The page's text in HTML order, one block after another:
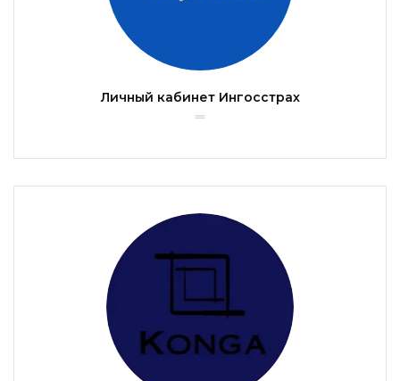
Личный кабинет Ингосстрах